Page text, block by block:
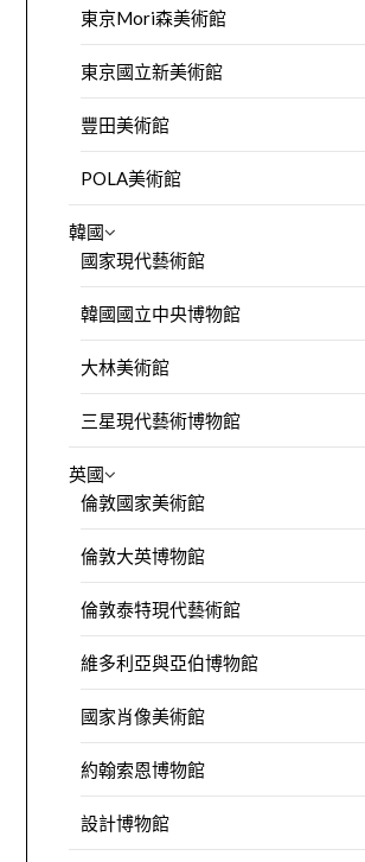
東京Mori森美術館
東京國立新美術館
豐田美術館
POLA美術館
韓國
國家現代藝術館
韓國國立中央博物館
大林美術館
三星現代藝術博物館
英國
倫敦國家美術館
倫敦大英博物館
倫敦泰特現代藝術館
維多利亞與亞伯博物館
國家肖像美術館
約翰索恩博物館
設計博物館